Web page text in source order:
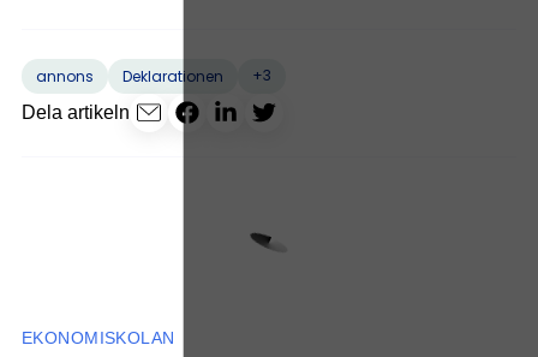
annons Deklarationen
+3
Dela artikeln
EKONOMISKOLAN